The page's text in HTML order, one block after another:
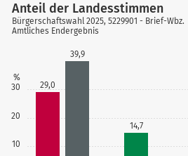
10
20
30
%
29,0
39,9
14,7
Anteil der Landesstimmen
Bürgerschaftswahl 2025, 5229901 - Brief-Wbz.
Amtliches Endergebnis